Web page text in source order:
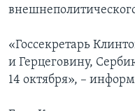
НЬЮ-ЙОРК NEW YORK
АМЕРИКА. БОЛЬШОЕ
ТЕСТЫ
ВИДЕО
ПОДПИСКА НА
Learning English
«Госсекретарь
и Герцеговину,
14 октября», –